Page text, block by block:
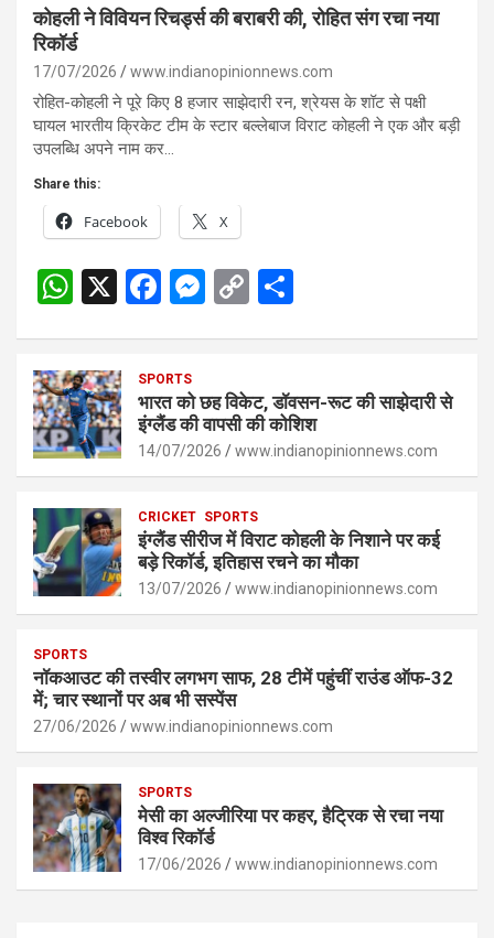
कोहली ने विवियन रिचर्ड्स की बराबरी की, रोहित संग रचा नया
रिकॉर्ड
17/07/2026 www.indianopinionnews.com
रोहित-कोहली ने पूरे किए 8 हजार साझेदारी रन, श्रेयस के शॉट से पक्षी
घायल भारतीय क्रिकेट टीम के स्टार बल्लेबाज विराट कोहली ने एक और बड़ी
उपलब्धि अपने नाम कर…
Share this:
Facebook X
W
s
A
p
p
X
F
b
o
o
M
n
g
er
C
Li
n
k
e
SPORTS
भारत को छह विकेट, डॉवसन-रूट की साझेदारी से
इंग्लैंड की वापसी की कोशिश
14/07/2026 www.indianopinionnews.com
CRICKET SPORTS
इंग्लैंड सीरीज में विराट कोहली के निशाने पर कई
बड़े रिकॉर्ड, इतिहास रचने का मौका
13/07/2026 www.indianopinionnews.com
SPORTS
नॉकआउट की तस्वीर लगभग साफ, 28 टीमें पहुंचीं राउंड ऑफ-32
में; चार स्थानों पर अब भी सस्पेंस
27/06/2026 www.indianopinionnews.com
SPORTS
मेसी का अल्जीरिया पर कहर, हैट्रिक से रचा नया
विश्व रिकॉर्ड
17/06/2026 www.indianopinionnews.com